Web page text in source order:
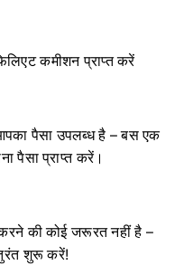
कमीशन प्राप्त करें
पैसा उपलब्ध है – बस एक
पैसा प्राप्त करें।
की कोई जरूरत नहीं है –
शुरू करें!